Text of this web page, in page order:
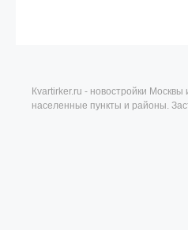
Кvartirker.ru - новостройки
населенные пункты и районы.